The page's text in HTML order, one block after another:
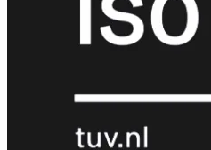
FortiWiFi
70G FortiWiFi
81F
Licentie